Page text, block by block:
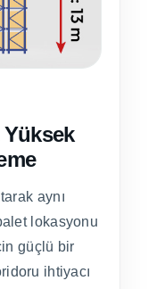
aynı
lokasyonu
güçlü bir
ihtiyacı